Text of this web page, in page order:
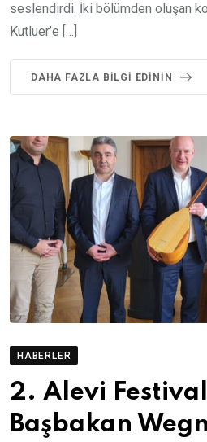
seslendirdi. İki bölümden oluşan
Kutluer’e […]
DAHA FAZLA BILGI EDININ
HABERLER
2. Alevi
Başbakan